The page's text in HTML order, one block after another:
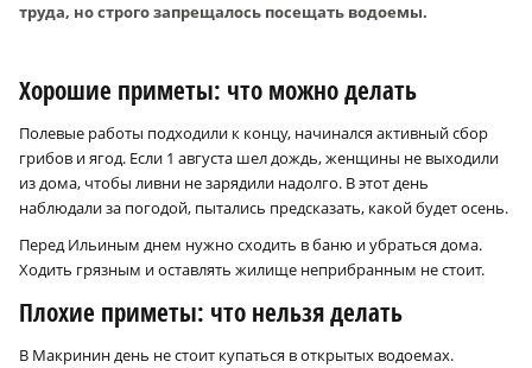
труда, но строго запрещалось посещать водоемы.
Хорошие приметы: что можно делать
Полевые работы подходили к концу, начинался активный сбор
грибов и ягод. Если 1 августа шел дождь, женщины не выходили
из дома, чтобы ливни не зарядили надолго. В этот день
наблюдали за погодой, пытались предсказать, какой будет осень.
Перед Ильиным днем нужно сходить в баню и убраться дома.
Ходить грязным и оставлять жилище неприбранным не стоит.
Плохие приметы: что нельзя делать
В Макринин день не стоит купаться в открытых водоемах.